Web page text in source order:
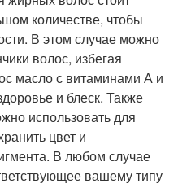
количестве, чтобы
В этом случае можно
волос, избегая
масло с витаминами А и
и блеск. Также
использовать для
цвет и
В любом случае
вашему типу